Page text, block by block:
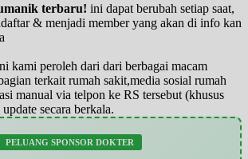
terbaru! ini dapat berubah setiap saat,
& menjadi member yang akan di info kan
kami peroleh dari dari berbagai macam
terkait rumah sakit,media sosial rumah
manual via telpon ke RS tersebut (khusus
secara berkala.
PELUANG SPONSOR DOKTER